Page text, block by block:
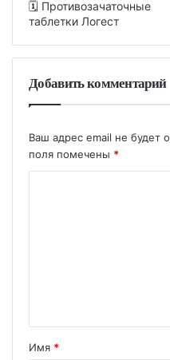
🗓 Противозачаточные
таблетки Логест
Добавить комментарий
Ваш адрес email не будет
поля помечены *
Имя *